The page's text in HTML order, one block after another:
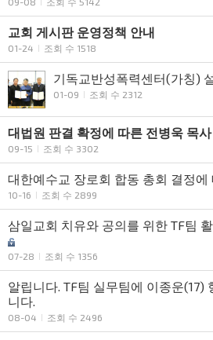
교회 게시판 운영정책 안내
01-24 조회 수 1518
기독교반성폭력센터(가칭)
01-09 조회 수 2312
대법원 판결 확정에 따른 전병욱 목
09-15 조회 수 3302
대한예수교 장로회 합동 총회 결정에
10-16 조회 수 2899
삼일교회 치유와 공의를 위한 TF팀
07-28 조회 수 1356
알립니다. TF팀 실무팀에 이종운(17)
니다.
08-04 조회 수 2496